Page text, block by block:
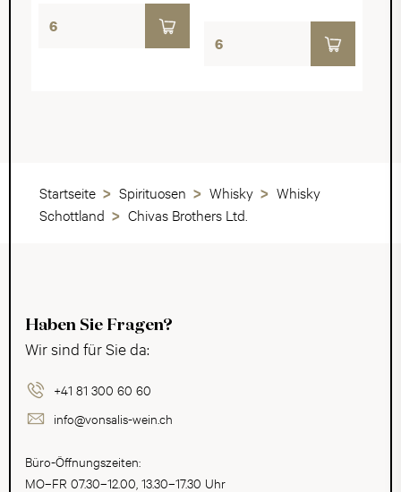
Startseite Spirituosen Whisky
Whisky
Schottland
Chivas Brothers Ltd.
Haben Sie Fragen?
Wir sind für Sie da:
+41 81 300 60 60
info@vonsalis-wein.ch
Büro-Öffnungszeiten:
MO–FR 07.30–12.00, 13.30–17.30 Uhr